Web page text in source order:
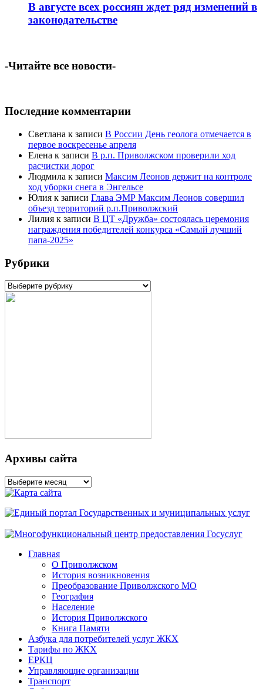
В августе всех россиян ждет ряд изменений в
законодательстве
-Читайте все новости-
Последние комментарии
Светлана к записи В России День геолога отмечается в
первое воскресенье апреля
Елена к записи В р.п. Приволжском проверили ход
расчистки дорог
Людмила к записи Максим Леонов держит на контроле
ход уборки снега в Энгельсе
Юлия к записи Глава ЭМР Максим Леонов совершил
объезд территорий р.п.Приволжский
Лилия к записи В ЦТ «Дружба» состоялась церемония
награждения победителей конкурса «Самый лучший
папа-2025»
Рубрики
Рубрики
Архивы сайта
Архивы
сайта
Главная
О Приволжском
История возникновения
Преобразование Приволжского МО
География
Население
История Приволжского
Книга Памяти
Азбука для потребителей услуг ЖКХ
Тарифы по ЖКХ
ЕРКЦ
Управляющие организации
Транспорт